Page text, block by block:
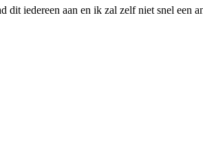
dit iedereen aan en ik zal zelf niet snel een